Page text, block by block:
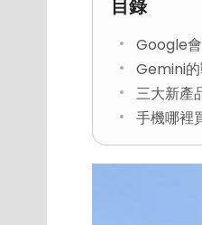
目錄
Google
Gemini
三大新產
手機哪裡